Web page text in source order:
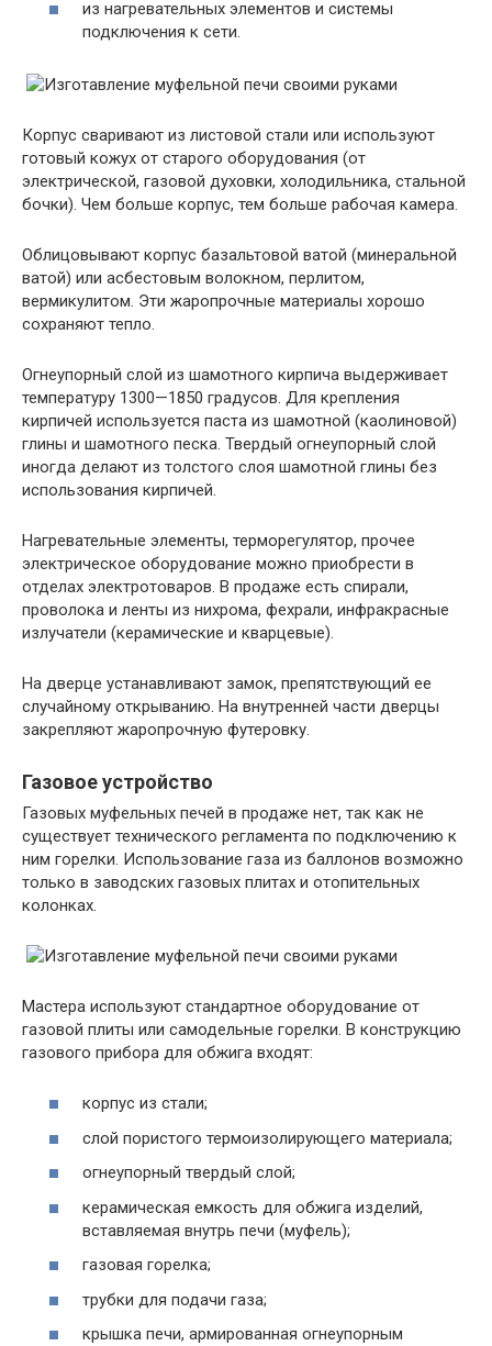
из нагревательных элементов и системы
подключения к сети.
Корпус сваривают из листовой стали или используют
готовый кожух от старого оборудования (от
электрической, газовой духовки, холодильника, стальной
бочки). Чем больше корпус, тем больше рабочая камера.
Облицовывают корпус базальтовой ватой (минеральной
ватой) или асбестовым волокном, перлитом,
вермикулитом. Эти жаропрочные материалы хорошо
сохраняют тепло.
Огнеупорный слой из шамотного кирпича выдерживает
температуру 1300—1850 градусов. Для крепления
кирпичей используется паста из шамотной (каолиновой)
глины и шамотного песка. Твердый огнеупорный слой
иногда делают из толстого слоя шамотной глины без
использования кирпичей.
Нагревательные элементы, терморегулятор, прочее
электрическое оборудование можно приобрести в
отделах электротоваров. В продаже есть спирали,
проволока и ленты из нихрома, фехрали, инфракрасные
излучатели (керамические и кварцевые).
На дверце устанавливают замок, препятствующий ее
случайному открыванию. На внутренней части дверцы
закрепляют жаропрочную футеровку.
Газовое устройство
Газовых муфельных печей в продаже нет, так как не
существует технического регламента по подключению к
ним горелки. Использование газа из баллонов возможно
только в заводских газовых плитах и отопительных
колонках.
Мастера используют стандартное оборудование от
газовой плиты или самодельные горелки. В конструкцию
газового прибора для обжига входят:
корпус из стали;
слой пористого термоизолирующего материала;
огнеупорный твердый слой;
керамическая емкость для обжига изделий,
вставляемая внутрь печи (муфель);
газовая горелка;
трубки для подачи газа;
крышка печи, армированная огнеупорным